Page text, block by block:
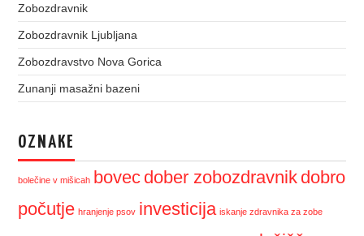
Zobozdravnik
Zobozdravnik Ljubljana
Zobozdravstvo Nova Gorica
Zunanji masažni bazeni
OZNAKE
bolečine v mišicah bovec dober zobozdravnik dobro
počutje hranjenje psov investicija iskanje zdravnika za zobe